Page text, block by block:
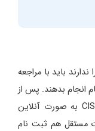
باید با مراجعه
انجام بدهند. پس از
پیش ثبت نام باید از طریق وب سایت CISIA به صورت آنلاین
مستقل هم ثبت نام